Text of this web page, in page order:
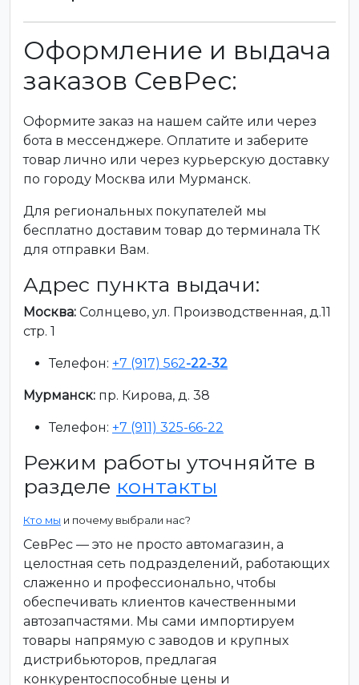
Оформление и выдача
заказов СевРес:
Оформите заказ на нашем сайте или через
бота в мессенджере. Оплатите и заберите
товар лично или через курьерскую доставку
по городу Москва или Мурманск.
Для региональных покупателей мы
бесплатно доставим товар до терминала ТК
для отправки Вам.
Адрес пункта выдачи:
Москва: Солнцево, ул. Производственная, д.11
стр. 1
Телефон: +7 (917) 562-22-32
Мурманск: пр. Кирова, д. 38
Телефон: +7 (911) 325-66-22
Режим работы уточняйте в
разделе контакты
Кто мы и почему выбрали нас?
СевРес — это не просто автомагазин, а
целостная сеть подразделений, работающих
слаженно и профессионально, чтобы
обеспечивать клиентов качественными
автозапчастями. Мы сами импортируем
товары напрямую с заводов и крупных
дистрибьюторов, предлагая
конкурентоспособные цены и